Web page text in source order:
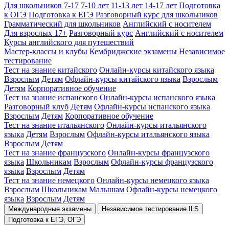
Для школьников 7-17 7-10 лет 11-13 лет 14-17 лет Подготовка
к ОГЭ Подготовка к ЕГЭ Разговорный курс для школьников
Грамматический для школьников Английский с носителем
Для взрослых 17+ Разговорный курс Английский с носителем
Курсы английского для путешествий
Мастер-классы и клубы Кембриджские экзамены Независимое
тестирование
Тест на знание китайского Онлайн-курсы китайского языка
Взрослым Детям Офлайн-курсы китайского языка Взрослым
Детям Корпоративное обучение
Тест на знание испанского Онлайн-курсы испанского языка
Разговорный клуб Детям Офлайн-курсы испанского языка
Взрослым Детям Корпоративное обучение
Тест на знание итальянского Онлайн-курсы итальянского
языка Детям Взрослым Офлайн-курсы итальянского языка
Взрослым Детям
Тест на знание французского Онлайн-курсы французского
языка Школьникам Взрослым Офлайн-курсы французского
языка Взрослым Детям
Тест на знание немецкого Онлайн-курсы немецкого языка
Взрослым Школьникам Малышам Офлайн-курсы немецкого
языка Взрослым Детям
Международные экзамены
Независимое тестирование ILS
Подготовка к ЕГЭ, ОГЭ